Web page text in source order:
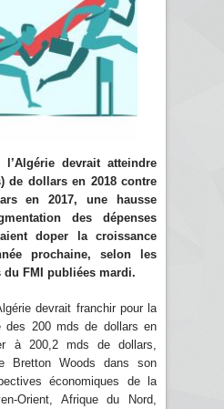
devrait atteindre
de dollars en 2018 contre
en 2017, une hausse
des dépenses
doper la croissance
prochaine, selon les
FMI publiées mardi.
devrait franchir pour la
des 200 mds de dollars en
à 200,2 mds de dollars,
Bretton Woods dans son
économiques de la
Orient, Afrique du Nord,